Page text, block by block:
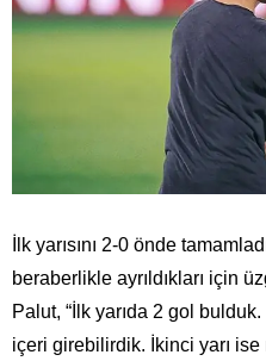
İlk yarısını 2-0 önde
beraberlikle ayrıldıkları için
Palut, “İlk yarıda 2 gol
içeri girebilirdik. İkinci yarı